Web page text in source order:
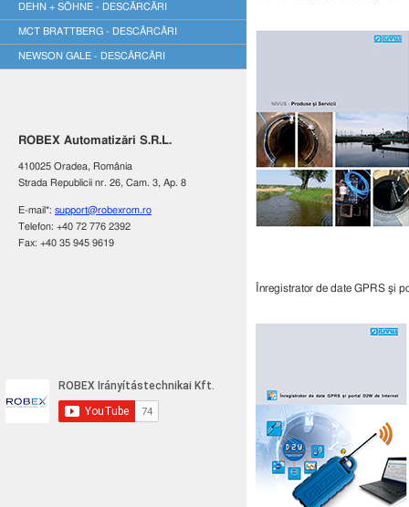
DEHN + SÖHNE - DESCĂRCĂRI
MCT BRATTBERG - DESCĂRCĂRI
NEWSON GALE - DESCĂRCĂRI
ROBEX Automatizări S.R.L.
410025 Oradea, România
Strada Republicii nr. 26, Cam. 3, Ap. 8
E-mail*: support@robexrom.ro
Telefon: +40 72 776 2392
Fax: +40 35 945 9619
Înregistrator de date GPRS şi